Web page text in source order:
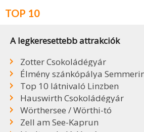
TOP 10
A legkeresettebb attrakciók
Zotter Csokoládégyár
Élmény szánkópálya
Top 10 látnivaló Linzben
Hauswirth Csokoládégyár
Wörthersee / Wörthi-tó
Zell am See-Kaprun